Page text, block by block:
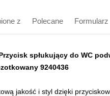
z Polecane Formularz
spłukujący do WC
9240436
jakość i styl dzięki